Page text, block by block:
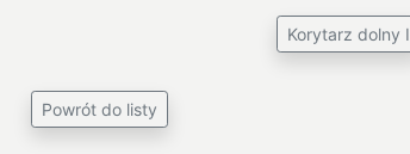
Korytarz dolny I
Powrót do listy